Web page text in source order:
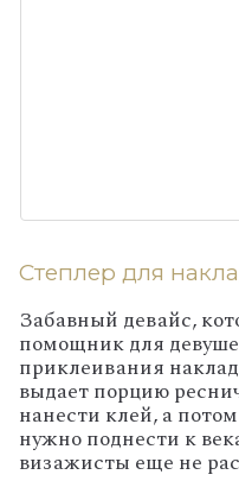
Степлер для
Забавный девайс,
помощник для
приклеивания
выдает порцию
нанести клей, а
нужно поднести к
визажисты еще не